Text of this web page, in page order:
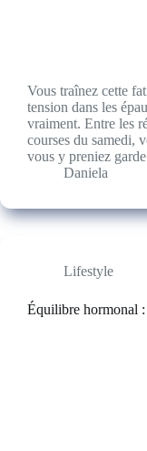
Vous traînez cette
tension dans les
vraiment. Entre les
courses du samedi,
vous y preniez
Daniela
Lifestyle
Équilibre hormonal :